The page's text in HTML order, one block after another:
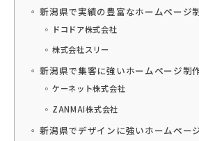
新潟県で実績の豊富なホームページ
ドコドア株式会社
株式会社スリー
新潟県で集客に強いホームページ制
ケーネット株式会社
ZANMAI株式会社
新潟県でデザインに強いホームペー